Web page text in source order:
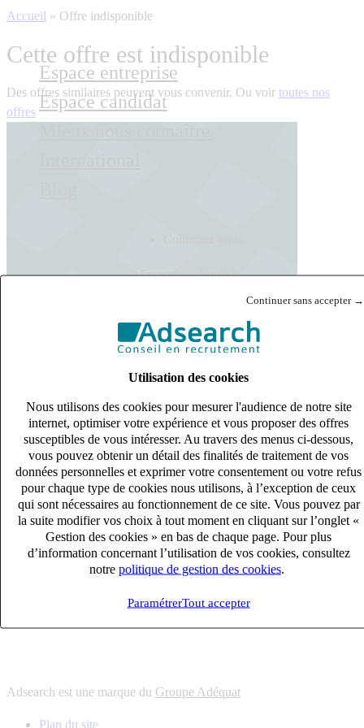
Continuer sans accepter →
Utilisation des cookies
Nous utilisons des cookies pour mesurer l'audience de notre site
internet, optimiser votre expérience et vous proposer des offres
susceptibles de vous intéresser. Au travers des menus ci-dessous,
vous pouvez obtenir un détail des finalités de traitement de vos
données personnelles et exprimer votre consentement ou votre refus
pour chaque type de cookies nous utilisons, à l’exception de ceux
qui sont nécessaires au fonctionnement de ce site. Vous pouvez par
la suite modifier vos choix à tout moment en cliquant sur l’onglet «
Gestion des cookies » en bas de chaque page. Pour plus
d’information concernant l’utilisation de vos cookies, consultez
notre politique de gestion des cookies
ParamétrerTout accepter
Espace entreprise
Espace candidat
Français English
Accueil » Offre indisponible
Cette offre est indisponible
Des offres similaires peuvent vous convenir. Ou voir toutes nos
offres
s'adapter à vos besoin en recrutement
10 univers
connaître votre secteur et ses enjeux
12 bureaux en France
proximité avec nos clients et nos talents
6 solutions
s'adapter à vos besoin en recrutement
10 univers
connaître votre secteur et ses enjeux
proximité avec nos clients et nos talents
Adsearch est une marque du Groupe Adéquat
Plan du site